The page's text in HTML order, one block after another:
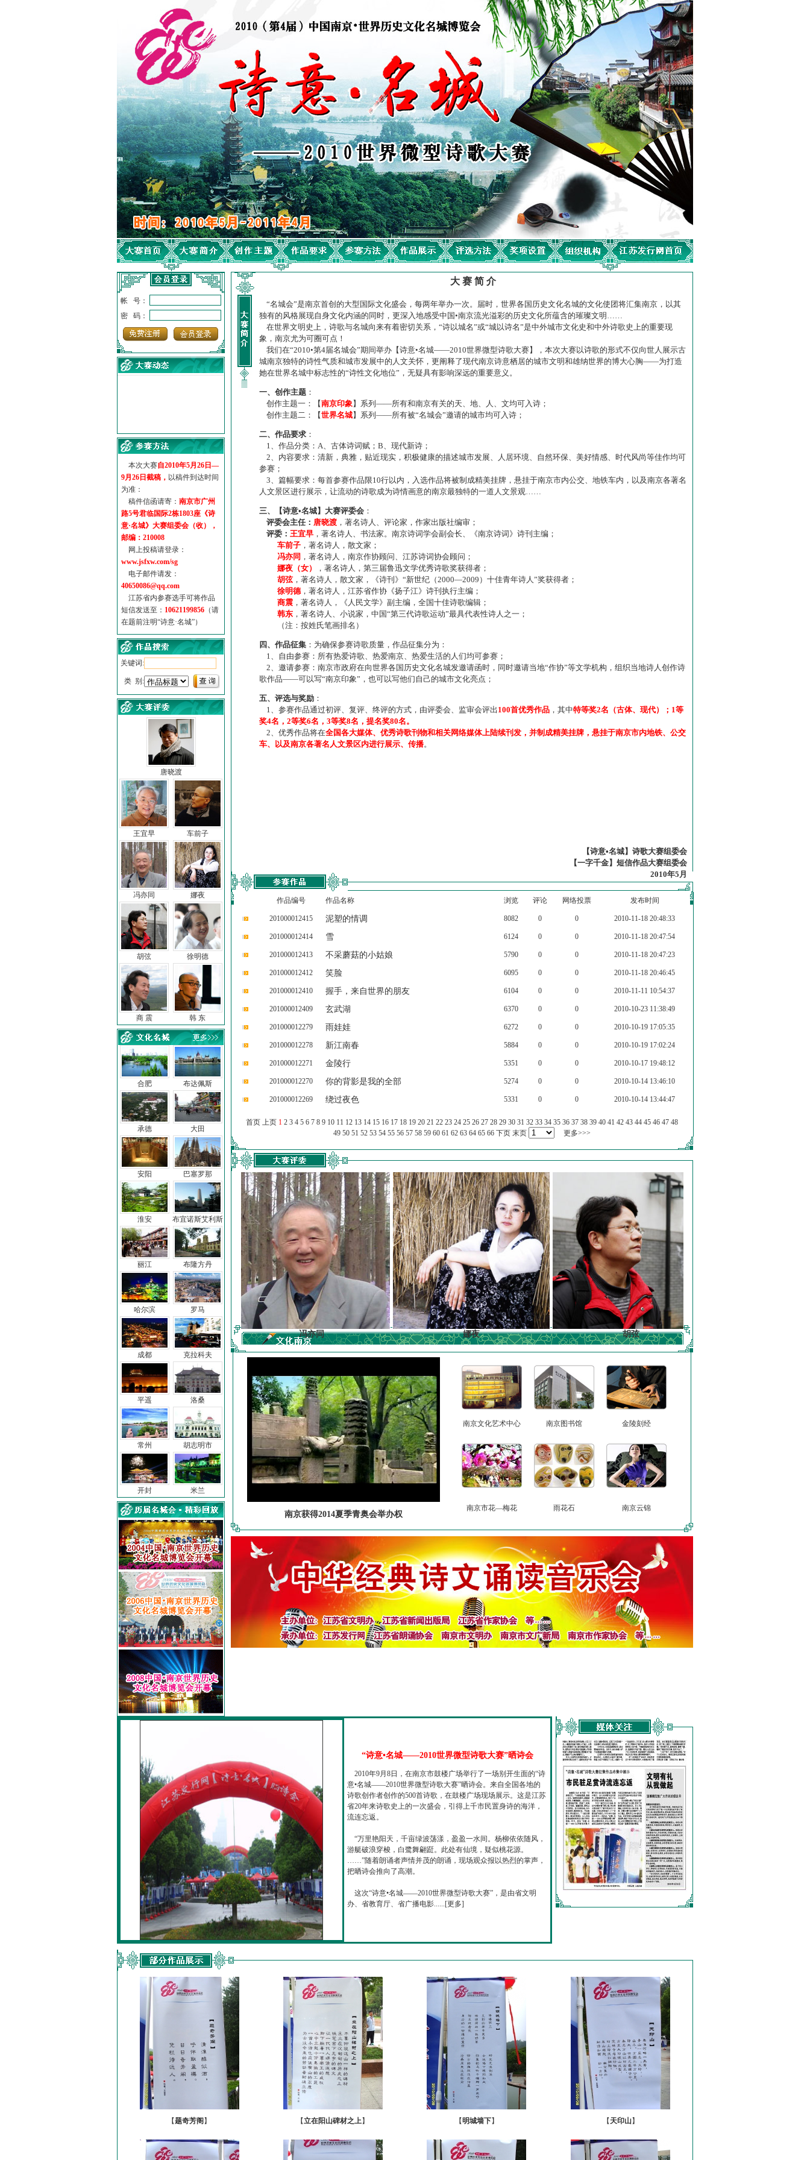
帐 号：
密 码：
·【诗意·名城】地铁展示作...
诗意名城·地铁时间
地铁完美呈现【诗意·名城...
参赛作品多达5000多首
“诗意·名城”晒诗会
特别通知--致广大诗词爱好...
本次大赛自2010年5月26日—
9月26日截稿， 以稿件到达时间
为准：
稿件信函请寄： 南京市广州
路5号君临国际2栋1803座《诗
意·名城》大赛组委会（收），
邮编：210008
网上投稿请登录：
www.jsfxw.com/sg
电子邮件请发：
40650086@qq.com
江苏省内参赛选手可将作品
短信发送至： 10621199856 （请
在题前注明“诗意·名城”）
关键词:
类 别:
唐晓渡
王宜早 车前子
冯亦同 娜夜
胡弦 徐明德
商 震 韩 东
合肥
承德
安阳
淮安
丽江
哈尔滨
成都
平遥
常州
开封
布达佩斯
大田
巴塞罗那
布宜诺斯艾利斯
布隆方丹
罗马
克拉科夫
洛桑
胡志明市
米兰
大 赛 简 介
“名城会”是南京首创的大型国际文化盛会，每两年举办一次。届时，世界各国历史文化名城的文化使团将汇集南京，以其
独有的风格展现自身文化内涵的同时，更深入地感受中国•南京流光溢彩的历史文化所蕴含的璀璨文明……
在世界文明史上，诗歌与名城向来有着密切关系，“诗以城名”或“城以诗名”是中外城市文化史和中外诗歌史上的重要现
象，南京尤为可圈可点！
我们在“2010•第4届名城会”期间举办【诗意•名城——2010世界微型诗歌大赛】，本次大赛以诗歌的形式不仅向世人展示古
城南京独特的诗性气质和城市发展中的人文关怀，更阐释了现代南京诗意栖居的城市文明和雄纳世界的博大心胸——为打造
她在世界名城中标志性的“诗性文化地位”，无疑具有影响深远的重要意义。
一、创作主题 ：
创作主题一：【南京印象】系列——所有和南京有关的天、地、人、文均可入诗；
创作主题二：【世界名城】系列——所有被“名城会”邀请的城市均可入诗；
二、作品要求 ：
1、作品分类：A、古体诗词赋；B、现代新诗；
2、内容要求：清新，典雅，贴近现实，积极健康的描述城市发展、人居环境、自然环保、美好情感、时代风尚等佳作均可
参赛；
3、篇幅要求：每首参赛作品限10行以内，入选作品将被制成精美挂牌，悬挂于南京市内公交、地铁车内，以及南京各著名
人文景区进行展示，让流动的诗歌成为诗情画意的南京最独特的一道人文景观……
三、【诗意•名城】大赛评委会 ：
评委会主任： 唐晓渡 ，著名诗人、评论家，作家出版社编审；
评委： 王宜早 ，著名诗人、书法家。南京诗词学会副会长、《南京诗词》诗刊主编；
车前子 ，著名诗人，散文家；
冯亦同 ，著名诗人，南京作协顾问、江苏诗词协会顾问；
娜夜（女）
，著名诗人，第三届鲁迅文学优秀诗歌奖获得者；
胡弦，著名诗人，散文家，《诗刊》“新世纪（2000—2009）十佳青年诗人”奖获得者；
徐明德，著名诗人，江苏省作协《扬子江》诗刊执行主编；
商震 ，著名诗人，《人民文学》副主编，全国十佳诗歌编辑；
韩东 ，著名诗人、小说家，中国“第三代诗歌运动”最具代表性诗人之一；
（注：按姓氏笔画排名）
四、作品征集 ：为确保参赛诗歌质量，作品征集分为：
1、自由参赛：所有热爱诗歌、热爱南京、热爱生活的人们均可参赛；
2、邀请参赛：南京市政府在向世界各国历史文化名城发邀请函时，同时邀请当地“作协”等文学机构，组织当地诗人创作诗
歌作品——可以写“南京印象”，也可以写他们自己的城市文化亮点；
五、评选与奖励 ：
1、参赛作品通过初评、复评、终评的方式，由评委会、监审会评出 100首优秀作品 ，其中特等奖2名（古体、现代）；1等
奖4名，2等奖6名，3等奖8名，提名奖80名。
2、优秀作品将在全国各大媒体、优秀诗歌刊物和相关网络媒体上陆续刊发，并制成精美挂牌，悬挂于南京市内地铁、公交
车、以及南京各著名人文景区内进行展示、传播。
【诗意•名城】诗歌大赛组委会
【一字千金】短信作品大赛组委会
2010年5月
作品编号 作品名称 浏览 评论 网络投票 发布时间
201000012415 泥塑的情调 8082 0 0 2010-11-18 20:48:33
201000012414 雪 6124 0 0 2010-11-18 20:47:54
201000012413 不采蘑菇的小姑娘 5790 0 0 2010-11-18 20:47:23
201000012412 笑脸 6095 0 0 2010-11-18 20:46:45
201000012410 握手，来自世界的朋友 6104 0 0 2010-11-11 10:54:37
201000012409 玄武湖 6370 0 0 2010-10-23 11:38:49
201000012279 雨娃娃 6272 0 0 2010-10-19 17:05:35
201000012278 新江南春 5884 0 0 2010-10-19 17:02:24
201000012271 金陵行 5351 0 0 2010-10-17 19:48:12
201000012270 你的背影是我的全部 5274 0 0 2010-10-14 13:46:10
201000012269 绕过夜色 5331 0 0 2010-10-14 13:44:47
首页 上页 1 2 3 4 5 6 7 8 9 10 11 12 13 14 15 16 17 18 19 20 21 22 23 24 25 26 27 28 29 30 31 32 33 34 35 36 37 38 39 40 41 42 43 44 45 46 47 48
49 50 51 52 53 54 55 56 57 58 59 60 61 62 63 64 65 66 下页 末页 更多>>>
车前子 冯亦同 娜夜 胡弦
南京文化艺术中心 南京图书馆 金陵刻经
南京市花—梅花 雨花石 南京云锦
南京获得2014夏季青奥会举办权
“诗意•名城——2010世界微型诗歌大赛”晒诗会
2010年9月8日，在南京市鼓楼广场举行了一场别开生面的“诗
意•名城——2010世界微型诗歌大赛”晒诗会。来自全国各地的
诗歌创作者创作的500首诗歌，在鼓楼广场现场展示。这是江苏
省20年来诗歌史上的一次盛会，引得上千市民置身诗的海洋，
流连忘返。
“万里艳阳天，千亩绿波荡漾，盈盈一水间。杨柳依依随风，
游艇破浪穿梭，白鹭舞翩跹。此处有仙境，疑似桃花源。
……”随着朗诵者声情并茂的朗诵，现场观众报以热烈的掌声，
把晒诗会推向了高潮。
这次“诗意•名城——2010世界微型诗歌大赛”，是由省文明
办、省教育厅、省广播电影......[更多]
【题奇芳阁 】 【立在阳山碑材之上】 【明城墙下】 【 天印山】